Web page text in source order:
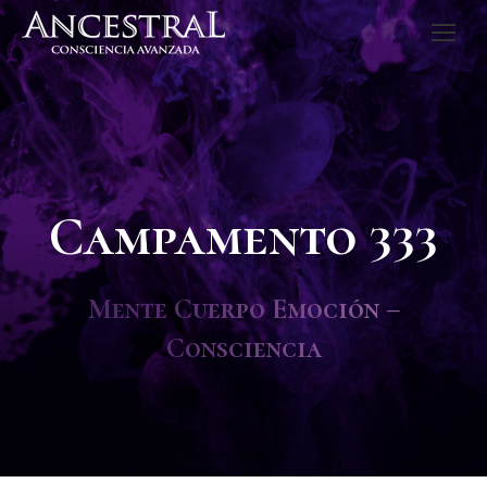
Campamento 333
Mente Cuerpo Emoción –
Consciencia